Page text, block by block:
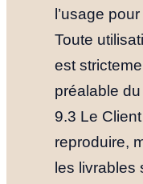
l’usage
Toute
est
préalable
9.3 Le
reproduire,
les livrables